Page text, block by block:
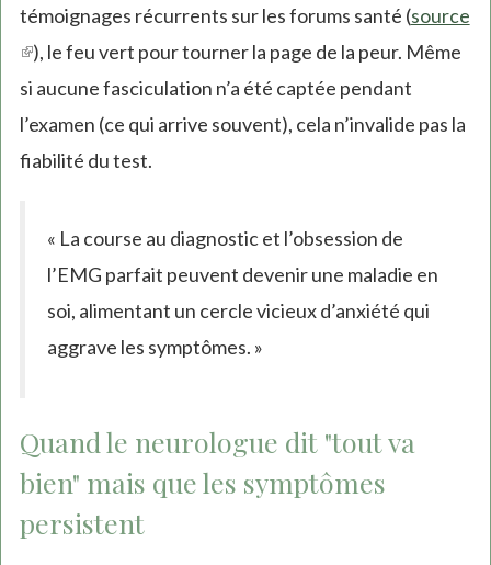
témoignages récurrents sur les forums santé (source
(link
is
external)
), le feu vert pour tourner la page de la peur. Même
si aucune fasciculation n’a été captée pendant
l’examen (ce qui arrive souvent), cela n’invalide pas la
fiabilité du test.
« La course au diagnostic et l’obsession de
l’EMG parfait peuvent devenir une maladie en
soi, alimentant un cercle vicieux d’anxiété qui
aggrave les symptômes. »
Quand le neurologue dit "tout va
bien" mais que les symptômes
persistent